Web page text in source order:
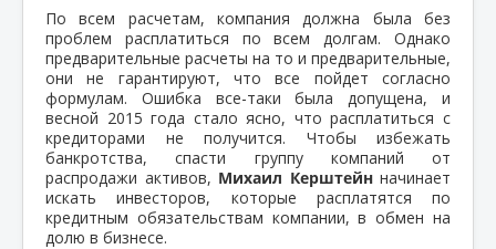
По всем расчетам, компания должна была без
проблем расплатиться по всем долгам. Однако
предварительные расчеты на то и предварительные,
они не гарантируют, что все пойдет согласно
формулам. Ошибка все-таки была допущена, и
весной 2015 года стало ясно, что расплатиться с
кредиторами не получится. Чтобы избежать
банкротства, спасти группу компаний от
распродажи активов, Михаил Керштейнначинает
искать инвесторов, которые расплатятся по
кредитным обязательствам компании, в обмен на
долю в бизнесе.